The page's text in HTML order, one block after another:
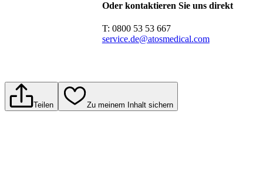
Oder kontaktieren Sie uns direkt
T: 0800 53 53 667
service.de@atosmedical.com
Teilen Zu meinem Inhalt sichern